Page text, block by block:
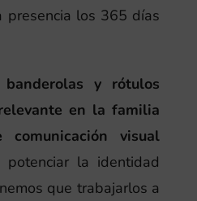
presencia los 365 días
banderolas y rótulos
en la familia
visual
potenciar la identidad
que trabajarlos a